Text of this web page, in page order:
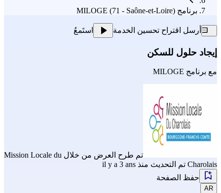
برنامج MILOGE (71 - Saône-et-Loire)
أرسل اقتراح تحسين الخدمة استَمعُ
إيجاد حلول للسكن
مع برنامج MILOGE
تم طرح العرض من خلال Mission Locale du
Charolais تم التحديث منذ il y a 3 ans
حفظ الصفحة
AR